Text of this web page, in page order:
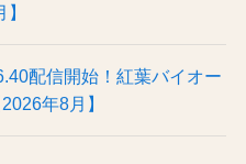
配信開始！紅葉バイオー
年8月】